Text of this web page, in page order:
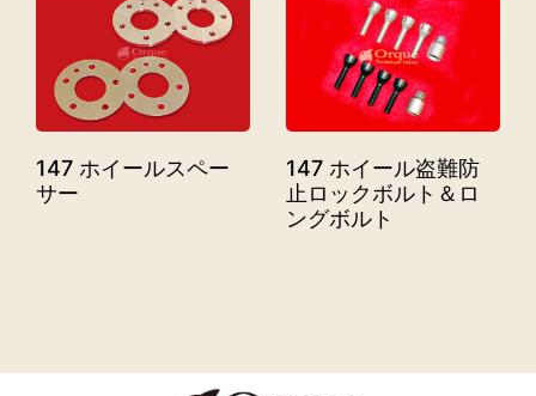
147 ホイールスペー
サー
147 ホイール盗難防
止ロックボルト＆ロ
ングボルト